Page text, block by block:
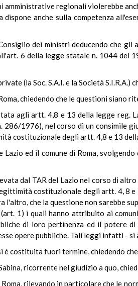
amministrative regionali violerebbe
dispone anche sulla competenza
dei ministri deducendo che
6 della legge statale n. 1044 del
(la Soc. S.A.I. e la Società
chiedendo che le questioni siano
agli artt. 4,8 e 13 della legge reg.
286/1976), nel corso di un consimile
costituzionale degli artt. 4,8 e 13
ed il comune di Roma,
dal TAR del Lazio nel corso di
costituzionale degli artt. 4, 8
l'altro, che la questione non sarebbe
1) i quali hanno attribuito ai
di loro pertinenza ed il potere
opere pubbliche. Tali leggi infatti -
é costituita fuori termine, chiedendo
ricorrente nel giudizio a quo,
rilevando in particolare che le